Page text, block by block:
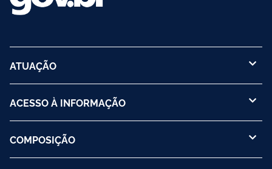
ATUAÇÃO
ACESSO À INFORMAÇÃO
COMPOSIÇÃO